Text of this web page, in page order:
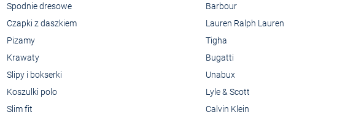
Spodnie dresowe
Czapki z daszkiem
Pizamy
Krawaty
Slipy i bokserki
Koszulki polo
Slim fit
Barbour
Lauren Ralph Lauren
Tigha
Bugatti
Unabux
Lyle & Scott
Calvin Klein